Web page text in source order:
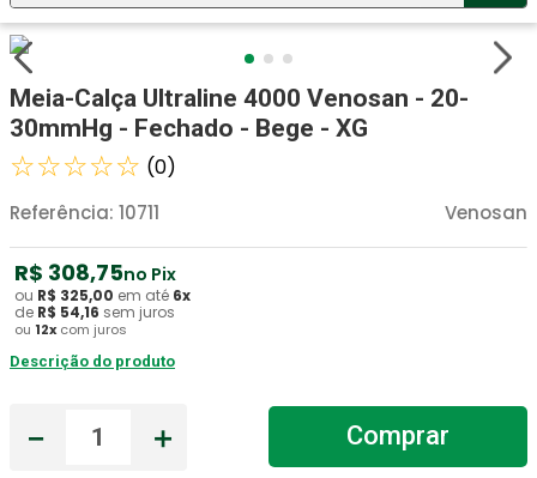
Meia-Calça Ultraline 4000 Venosan - 20-
30mmHg - Fechado - Bege - XG
☆☆☆☆☆ (0)
Venosan
Referência: 10711
R$ 308,75no Pix
ou R$ 325,00 em até 6x
de R$ 54,16 sem juros
ou 12x com juros
Descrição do produto
＋
－ Comprar
2º Fralda Geriatrica
3º Luva Latex
4 º Littmann
5º Estetoscopio Littmann
6º Aparelho Pressão
7º Absorvente Geriatrico
8º Gaze Esteril
Cadeira Banho